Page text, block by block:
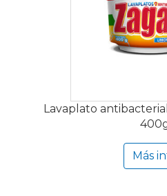
Lavaplato
Más